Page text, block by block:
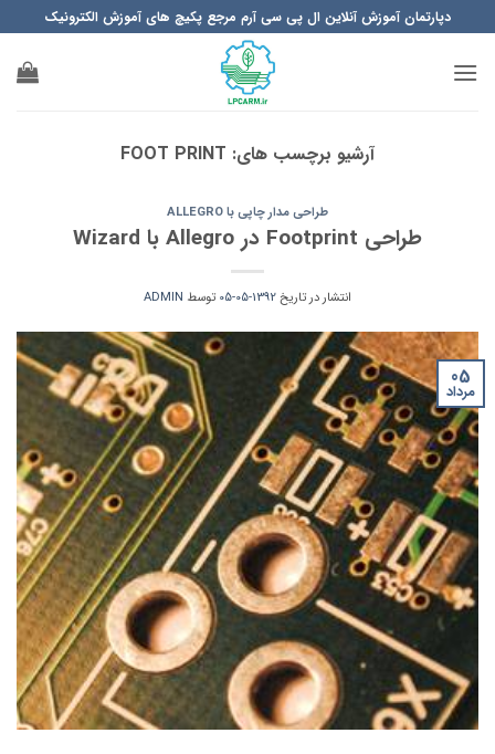
to
content
دپارتمان آموزش آنلاین ال پی سی آرم مرجع پکیچ های آموزش الکترونیک
آرشیو برچسب های: FOOT PRINT
طراحی مدار چاپی با ALLEGRO
طراحی Footprint در Allegro با Wizard
انتشار در تاریخ1392-05-05 توسط ADMIN
05
مرداد